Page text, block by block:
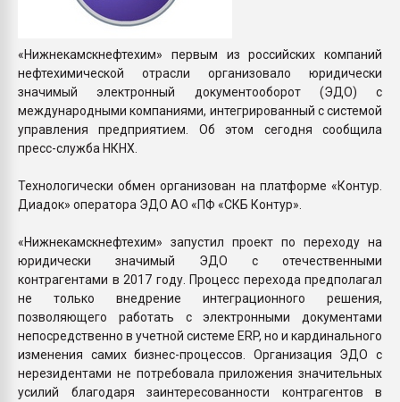
«Нижнекамскнефтехим» первым из российских компаний
нефтехимической отрасли организовало юридически
значимый электронный документооборот (ЭДО) с
международными компаниями, интегрированный с системой
управления предприятием. Об этом сегодня сообщила
пресс-служба НКНХ.
Технологически обмен организован на платформе «Контур.
Диадок» оператора ЭДО АО «ПФ «СКБ Контур».
«Нижнекамскнефтехим» запустил проект по переходу на
юридически значимый ЭДО с отечественными
контрагентами в 2017 году. Процесс перехода предполагал
не только внедрение интеграционного решения,
позволяющего работать с электронными документами
непосредственно в учетной системе ERP, но и кардинального
изменения самих бизнес-процессов. Организация ЭДО с
нерезидентами не потребовала приложения значительных
усилий благодаря заинтересованности контрагентов в